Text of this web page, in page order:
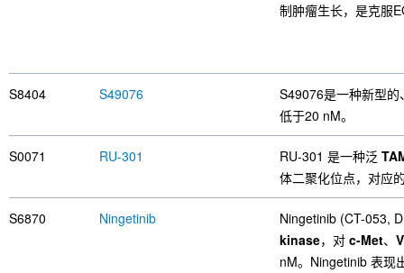
制肿瘤生长，是克服
S8404 S49076
S49076是一种新型的
低于20 nM。
S0071 RU-301 RU-301 是一种泛
体二聚化位点，对应
S6870 Ningetinib
Ningetinib (CT-053,
kinase，对 c-Met、
nM。Ningetinib 表现